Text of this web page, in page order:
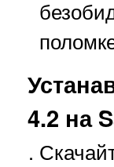
4.2 на